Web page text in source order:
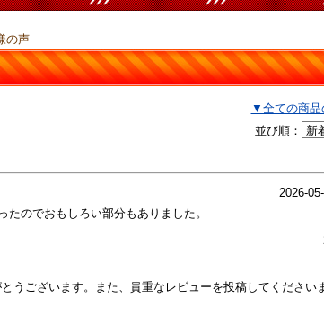
の声
▼全ての商品
並び順：
2026-
のでおもしろい部分もありました。
うございます。また、貴重なレビューを投稿してください